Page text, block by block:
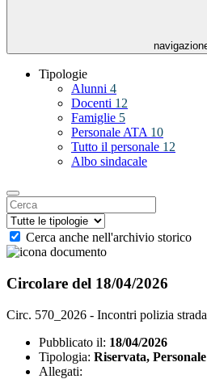
Tipologie
Alunni 4
Docenti 12
Famiglie 5
Personale ATA 10
Tutto il personale 12
Albo sindacale
Cerca anche nell'archivio storico
Circolare del 18/04/2026
Circ. 570_2026 - Incontri polizia
Pubblicato il: 18/04/2026
Tipologia: Riservata,
Allegati: